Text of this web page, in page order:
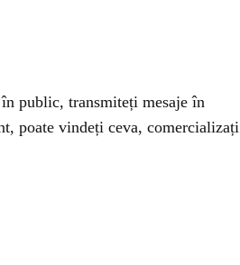
public, transmiteți mesaje în
poate vindeți ceva, comercializați